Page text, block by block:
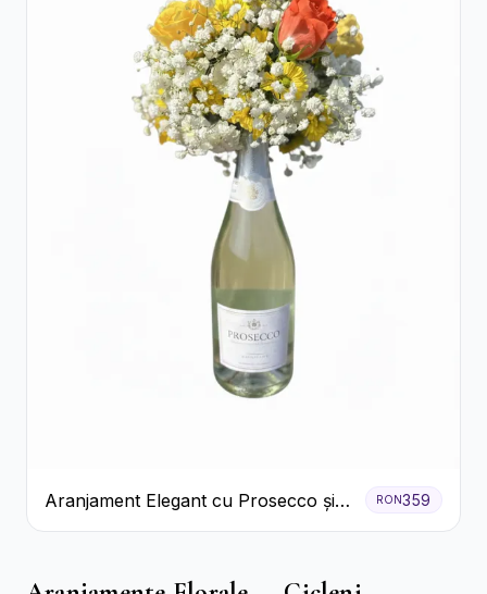
Aranjament Elegant cu Prosecco și
Flori Galbene.
RON359